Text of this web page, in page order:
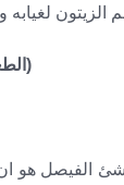
(الطعن رقم 573
الفيصل هو